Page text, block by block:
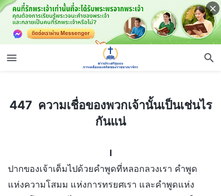
447 ความเชื่อของพวกเจ้านั้นเป็นเช่นไรกันแน่
447 ความเชื่อของพวกเจ้านั้นเป็นเช่นไร
กันแน่
I
ปากของเจ้าเต็มไปด้วยคำพูดที่หลอกลวงเรา คำพูด
แห่งความโสมม แห่งการทรยศเรา และคำพูดแห่ง